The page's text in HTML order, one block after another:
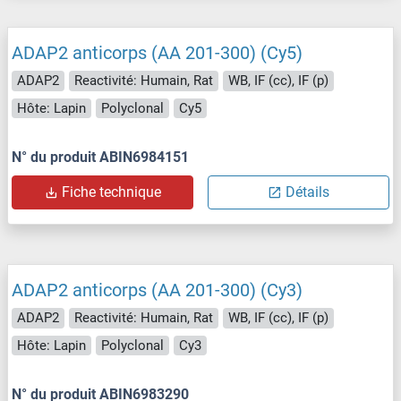
ADAP2 anticorps (AA 201-300) (Cy5)
ADAP2 Reactivité: Humain, Rat
WB, IF (cc), IF (p)
Hôte: Lapin
Polyclonal Cy5
N° du produit ABIN6984151
Fiche technique Détails
ADAP2 anticorps (AA 201-300) (Cy3)
ADAP2 Reactivité: Humain, Rat
WB, IF (cc), IF (p)
Hôte: Lapin
Polyclonal Cy3
N° du produit ABIN6983290